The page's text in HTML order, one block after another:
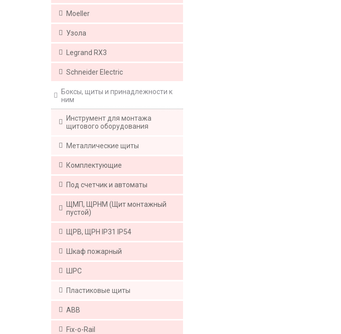
Moeller
Узола
Legrand RX3
Schneider Electric
Боксы, щиты и принадлежности к
ним
Инструмент для монтажа
щитового оборудования
Металлические щиты
Комплектующие
Под счетчик и автоматы
ЩМП, ЩРНМ (Щит монтажный
пустой)
ЩРВ, ЩРН IP31 IP54
Шкаф пожарный
ШРС
Пластиковые щиты
ABB
Fix-o-Rail